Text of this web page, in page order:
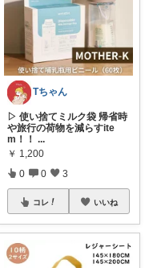
Tちゃん
▷ 使い捨てミルク袋 帰省時
や旅行の荷物を減らすite
m！！...
￥ 1,200
0 0 3
コレ いいね